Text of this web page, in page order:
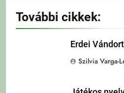
További cikkek:
Erdei
Szilvia Varga-